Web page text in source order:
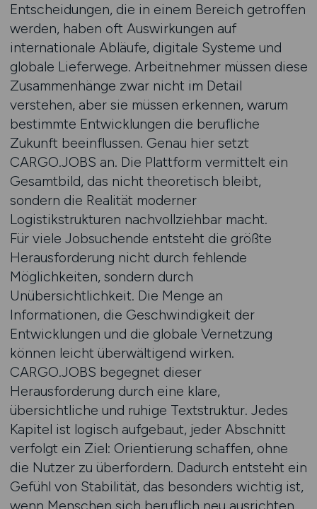
Entscheidungen, die in einem Bereich getroffen
werden, haben oft Auswirkungen auf
internationale Abläufe, digitale Systeme und
globale Lieferwege. Arbeitnehmer müssen diese
Zusammenhänge zwar nicht im Detail
verstehen, aber sie müssen erkennen, warum
bestimmte Entwicklungen die berufliche
Zukunft beeinflussen. Genau hier setzt
CARGO.JOBS an. Die Plattform vermittelt ein
Gesamtbild, das nicht theoretisch bleibt,
sondern die Realität moderner
Logistikstrukturen nachvollziehbar macht.
Für viele Jobsuchende entsteht die größte
Herausforderung nicht durch fehlende
Möglichkeiten, sondern durch
Unübersichtlichkeit. Die Menge an
Informationen, die Geschwindigkeit der
Entwicklungen und die globale Vernetzung
können leicht überwältigend wirken.
CARGO.JOBS begegnet dieser
Herausforderung durch eine klare,
übersichtliche und ruhige Textstruktur. Jedes
Kapitel ist logisch aufgebaut, jeder Abschnitt
verfolgt ein Ziel: Orientierung schaffen, ohne
die Nutzer zu überfordern. Dadurch entsteht ein
Gefühl von Stabilität, das besonders wichtig ist,
wenn Menschen sich beruflich neu ausrichten.